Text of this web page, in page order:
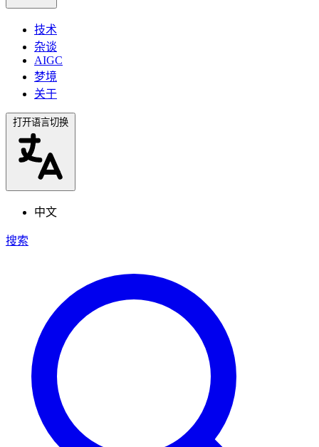
技术
杂谈
AIGC
梦境
关于
打开语言切换
中文
搜索